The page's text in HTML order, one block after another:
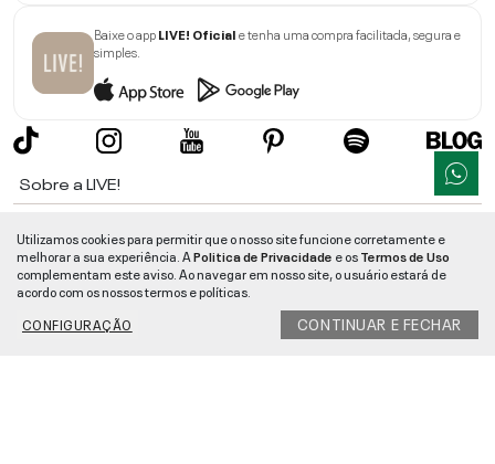
Baixe o appLIVE! Oficiale tenha uma compra facilitada, segura e
simples.
Sobre a LIVE!
Informações
Utilizamos cookies para permitir que o nosso site funcione corretamente e
melhorar a sua experiência. APolitica de Privacidade e osTermos de Uso
complementam este aviso. Ao navegar em nosso site, o usuário estará de
acordo com os nossos termos e políticas.
CONFIGURAÇÃO
CONTINUAR E FECHAR